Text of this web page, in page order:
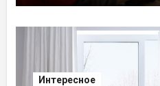
Интересное